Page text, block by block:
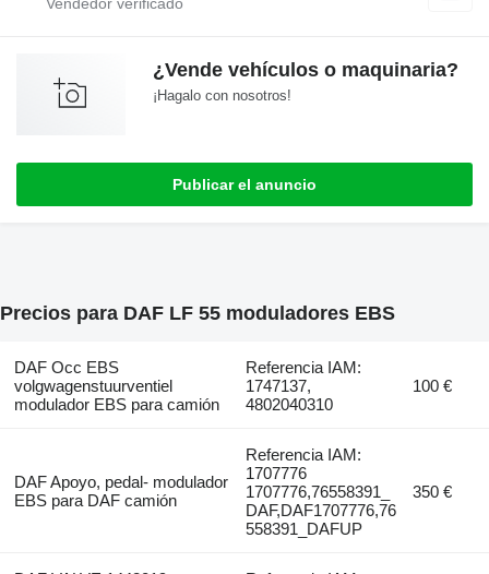
¿Vende vehículos o maquinaria?
¡Hagalo con nosotros!
Publicar el anuncio
Precios para DAF LF 55 moduladores EBS
DAF Occ EBS
volgwagenstuurventiel
modulador EBS para camión
Referencia IAM:
1747137,
4802040310
100 €
DAF Apoyo, pedal- modulador
EBS para DAF camión
Referencia IAM:
1707776
1707776,76558391_
DAF,DAF1707776,76
558391_DAFUP
350 €